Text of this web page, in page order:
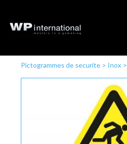
Pictogrammes de securite> Inox>